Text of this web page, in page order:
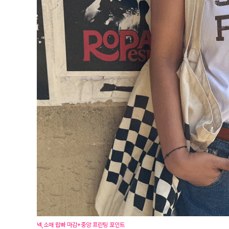
넥,소매 랍빠 마감+중앙 프린팅 포인트